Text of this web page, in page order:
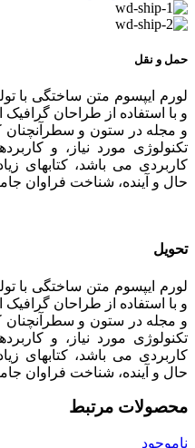
حمل و نقل
لورم ایپسوم متن ساختگی با
و با استفاده از طراحان
و مجله در ستون و سطرآنچنان
تکنولوژی مورد نیاز، و
کاربردی می باشد،
حال و آینده، شناخت فراوان
تحویل
لورم ایپسوم متن ساختگی با
و با استفاده از طراحان
و مجله در ستون و سطرآنچنان
تکنولوژی مورد نیاز، و
کاربردی می باشد،
حال و آینده، شناخت فراوان
محصولات مرتبط
ناموجود